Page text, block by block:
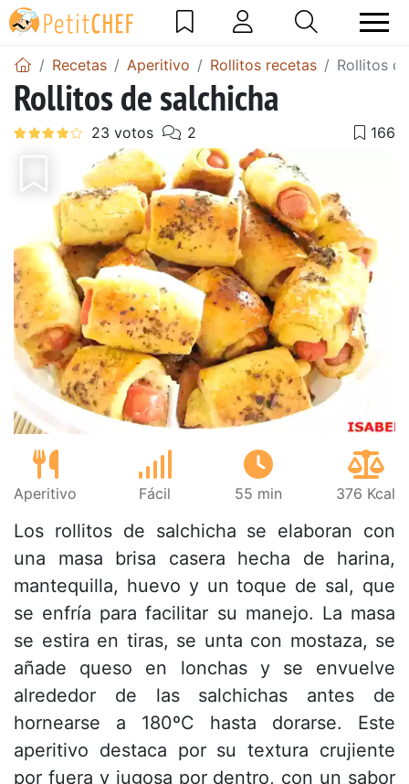
Recetas Aperitivo Rollitos recetas Rollitos
Rollitos de salchicha
Aperitivo Fácil 55 min 376 Kcal
Los rollitos de salchicha se elaboran con
una masa brisa casera hecha de harina,
mantequilla, huevo y un toque de sal, que
se enfría para facilitar su manejo. La masa
se estira en tiras, se unta con mostaza, se
añade queso en lonchas y se envuelve
alrededor de las salchichas antes de
hornearse a 180ºC hasta dorarse. Este
aperitivo destaca por su textura crujiente
por fuera y jugosa por dentro, con un sabor